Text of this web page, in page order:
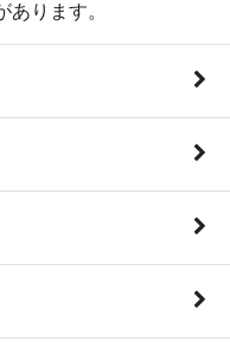
ります。